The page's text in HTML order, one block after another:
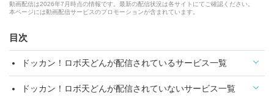
動画配信は2026年7月時点の情報です。最新の配信状況は各サイトにてご確認ください。
本ページには動画配信サービスのプロモーションが含まれています。
目次
ドッカン！ロボ天どんが配信されているサービス一覧
ドッカン！ロボ天どんが配信されていないサービス一覧